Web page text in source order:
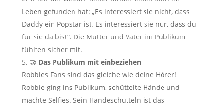
Leben gefunden hat: „Es interessiert sie nicht, dass
Daddy ein Popstar ist. Es interessiert sie nur, dass du
für sie da bist“. Die Mütter und Väter im Publikum
fühlten sicher mit.
🤝 Das Publikum mit einbeziehen
Robbies Fans sind das gleiche wie deine Hörer!
Robbie ging ins Publikum, schüttelte Hände und
machte Selfies. Sein Händeschütteln ist das